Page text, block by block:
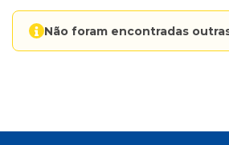
Não foram encontradas